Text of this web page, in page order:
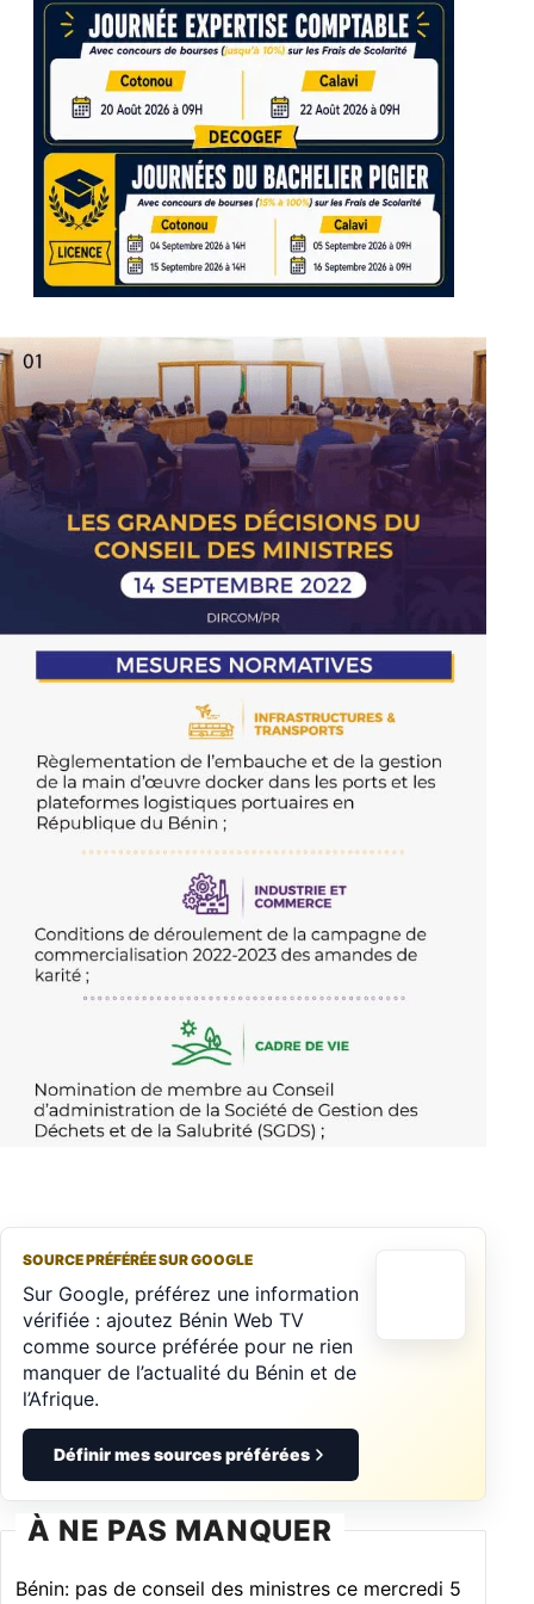
SOURCE PRÉFÉRÉE SUR GOOGLE
Sur Google, préférez une information
vérifiée : ajoutez Bénin Web TV
comme source préférée pour ne rien
manquer de l’actualité du Bénin et de
l’Afrique.
Définir mes sources préférées
À NE PAS MANQUER
Bénin: pas de conseil des ministres ce mercredi 5